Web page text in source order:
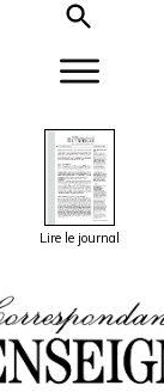
Lire le journal